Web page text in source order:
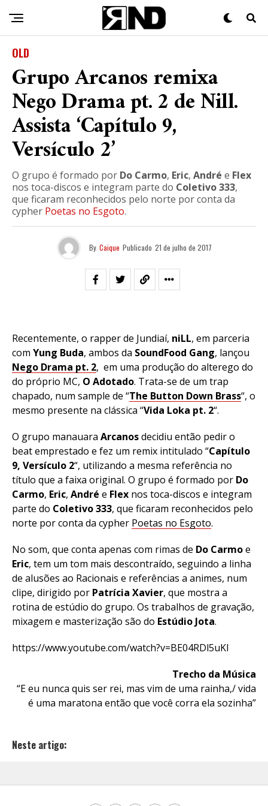
OLD
Grupo Arcanos remixa
Nego Drama pt. 2 de Nill.
Assista ‘Capítulo 9,
Versículo 2’
O grupo é formado por Do Carmo, Eric, André e Flex
nos toca-discos e integram parte do Coletivo 333,
que ficaram reconhecidos pelo norte por conta da
cypher Poetas no Esgoto.
By Caique Publicado 21 de julho de 2017
Recentemente, o rapper de Jundiaí, niLL, em parceria
com Yung Buda, ambos da SoundFood Gang, lançou
Nego Drama pt. 2, em uma produção do alterego do
do próprio MC, O Adotado. Trata-se de um trap
chapado, num sample de “The Button Down Brass“, o
mesmo presente na clássica “Vida Loka pt. 2“.
O grupo manauara Arcanosdecidiu então pedir o
beat emprestado e fez um remix intitulado “Capítulo
9, Versículo 2“, utilizando a mesma referência no
título que a faixa original. O grupo é formado por Do
Carmo, Eric, André e Flex nos toca-discos e integram
parte do Coletivo 333, que ficaram reconhecidos pelo
norte por conta da cypher Poetas no Esgoto.
No som, que conta apenas com rimas de Do Carmoe
Eric, tem um tom mais descontraído, seguindo a linha
de alusões ao Racionais e referências a animes, num
clipe, dirigido por Patrícia Xavier, que mostra a
rotina de estúdio do grupo. Os trabalhos de gravação,
mixagem e masterização são do Estúdio Jota.
https://www.youtube.com/watch?v=BE04RDl5uKI
Trecho da Música
“E eu nunca quis ser rei, mas vim de uma rainha,/ vida
é uma maratona então que você corra ela sozinha”
Neste artigo: